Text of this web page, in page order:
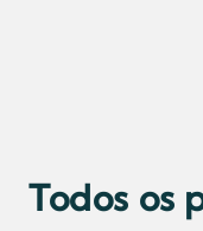
Todos os